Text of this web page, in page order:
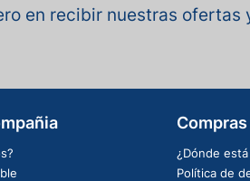
en recibir nuestras ofertas
¿Dónde
Política de